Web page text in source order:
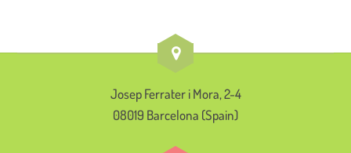
Josep Ferrater i Mora, 2-4
08019 Barcelona (Spain)